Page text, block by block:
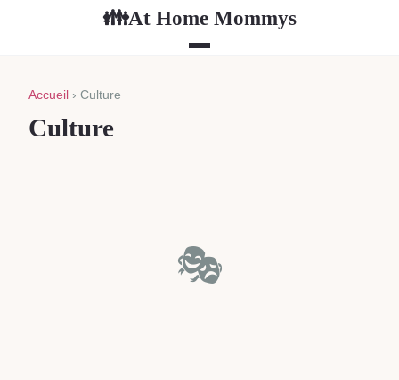
👪At Home Mommys
Accueil › Culture
Culture
🎭